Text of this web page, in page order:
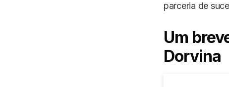
parceria de
Um
Dorvina